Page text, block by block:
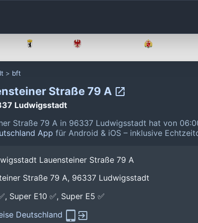
bft
Straße 79 A
Ludwigsstadt
Straße 79 A in 96337 Ludwigsstadt hat von
App für Android & iOS – inklusive
Lauensteiner Straße 79 A
Straße 79 A, 96337 Ludwigsstadt
Super E10 ✅, Super E5 ✅
Deutschland